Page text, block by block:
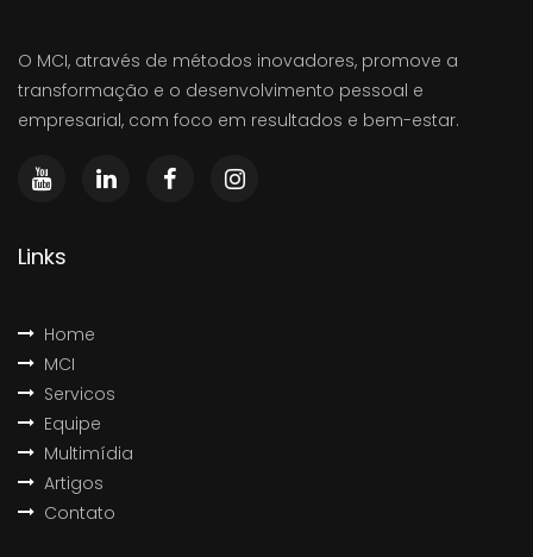
O MCI, através de métodos inovadores, promove a
transformação e o desenvolvimento pessoal e
empresarial, com foco em resultados e bem-estar.
Links
Home
MCI
Servicos
Equipe
Multimídia
Artigos
Contato